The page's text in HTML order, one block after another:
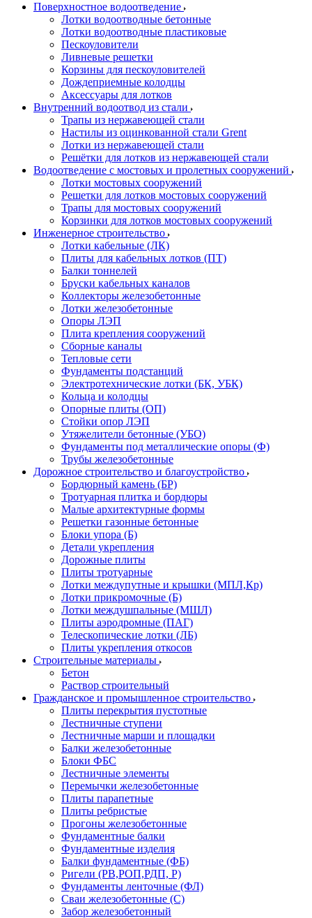
Поверхностное водоотведение
Лотки водоотводные бетонные
Лотки водоотводные пластиковые
Пескоуловители
Ливневые решетки
Корзины для пескоуловителей
Дождеприемные колодцы
Аксессуары для лотков
Внутренний водоотвод из стали
Трапы из нержавеющей стали
Настилы из оцинкованной стали Grent
Лотки из нержавеющей стали
Решётки для лотков из нержавеющей стали
Водоотведение с мостовых и пролетных сооружений
Лотки мостовых сооружений
Решетки для лотков мостовых сооружений
Трапы для мостовых сооружений
Корзинки для лотков мостовых сооружений
Инженерное строительство
Лотки кабельные (ЛК)
Плиты для кабельных лотков (ПТ)
Балки тоннелей
Бруски кабельных каналов
Коллекторы железобетонные
Лотки железобетонные
Опоры ЛЭП
Плита крепления сооружений
Сборные каналы
Тепловые сети
Фундаменты подстанций
Электротехнические лотки (БК, УБК)
Кольца и колодцы
Опорные плиты (ОП)
Стойки опор ЛЭП
Утяжелители бетонные (УБО)
Фундаменты под металлические опоры (Ф)
Трубы железобетонные
Дорожное строительство и благоустройство
Бордюрный камень (БР)
Тротуарная плитка и бордюры
Малые архитектурные формы
Решетки газонные бетонные
Блоки упора (Б)
Детали укрепления
Дорожные плиты
Плиты тротуарные
Лотки междупутные и крышки (МПЛ,Кр)
Лотки прикромочные (Б)
Лотки междушпальные (МШЛ)
Плиты аэродромные (ПАГ)
Телескопические лотки (ЛБ)
Плиты укрепления откосов
Строительные материалы
Бетон
Раствор строительный
Гражданское и промышленное строительство
Плиты перекрытия пустотные
Лестничные ступени
Лестничные марши и площадки
Балки железобетонные
Блоки ФБС
Лестничные элементы
Перемычки железобетонные
Плиты парапетные
Плиты ребристые
Прогоны железобетонные
Фундаментные балки
Фундаментные изделия
Балки фундаментные (ФБ)
Ригели (РВ,РОП,РДП, Р)
Фундаменты ленточные (ФЛ)
Сваи железобетонные (С)
Забор железобетонный